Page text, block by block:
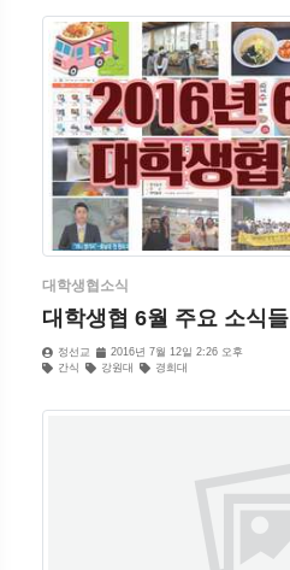
대학생협소식
대학생협 6월 주요 소식들
정선교
2016년 7월 12일 2:26 오후
간식
강원대 경희대